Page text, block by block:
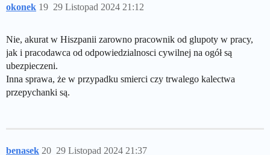
okonek 29 Listopad 2024 21:12
19
Nie, akurat w Hiszpanii zarowno pracownik od glupoty w pracy,
jak i pracodawca od odpowiedzialnosci cywilnej na ogół są
ubezpieczeni.
Inna sprawa, że w przypadku smierci czy trwalego kalectwa
przepychanki są.
benasek 29 Listopad 2024 21:37
20